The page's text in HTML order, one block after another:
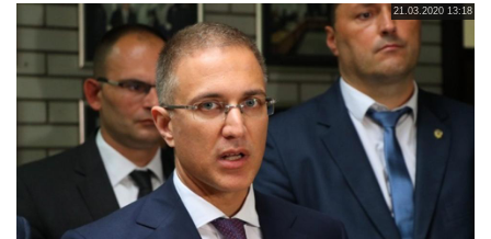
21.03.2020 13:18